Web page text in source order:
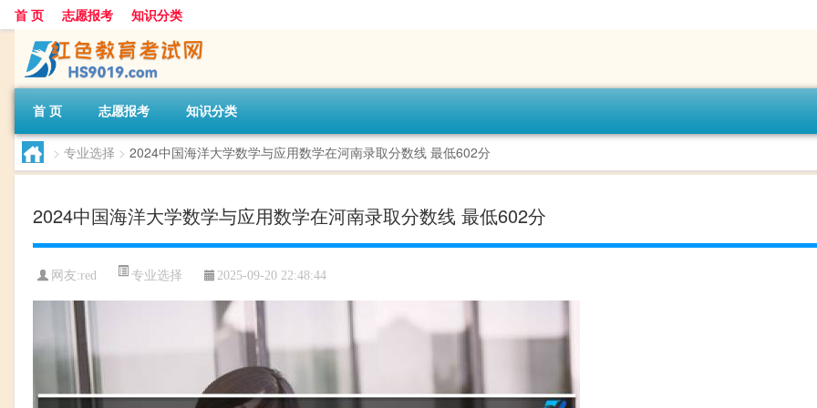
首 页 志愿报考 知识分类
首 页 志愿报考 知识分类
> 专业选择 > 2024中国海洋大学数学与应用数学在河南录取分数线 最低602分
2024中国海洋大学数学与应用数学在河南录取分数线 最低602分
网友:red 专业选择 2025-09-20 22:48:44